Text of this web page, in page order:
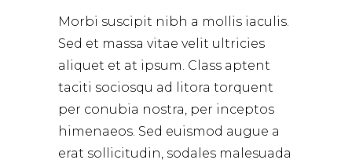
Morbi suscipit nibh a mollis iaculis.
Sed et massa vitae velit ultricies
aliquet et at ipsum. Class aptent
taciti sociosqu ad litora torquent
per conubia nostra, per inceptos
himenaeos. Sed euismod augue a
erat sollicitudin, sodales malesuada